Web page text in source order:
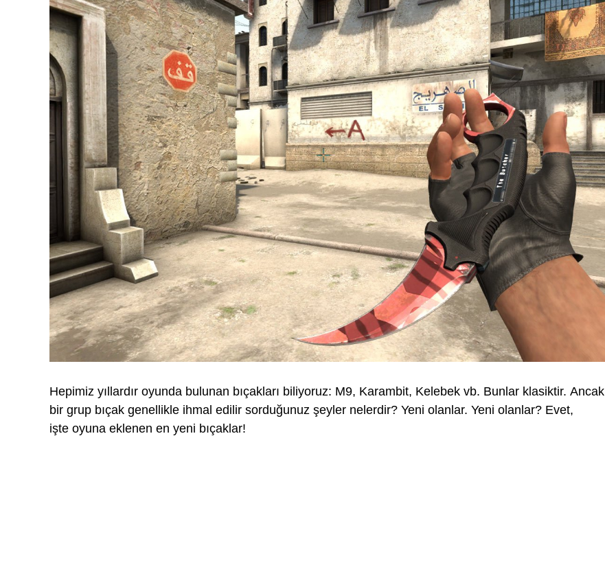
Hepimiz yıllardır oyunda bulunan bıçakları biliyoruz: M9, Karambit, Kelebek vb. Bunlar klasiktir. Ancak
bir grup bıçak genellikle ihmal edilir sorduğunuz şeyler nelerdir? Yeni olanlar. Yeni olanlar? Evet,
işte oyuna eklenen en yeni bıçaklar!